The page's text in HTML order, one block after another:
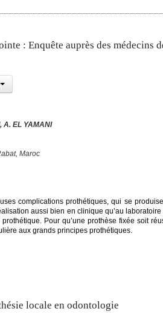
: Enquête auprès des médecins
A. EL YAMANI
Maroc
complications prothétiques, qui se
aussi bien en clinique qu’au laboratoire
Pour qu’une prothèse fixée soit
aux grands principes prothétiques.
locale en odontologie